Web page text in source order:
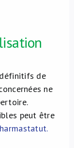
de
ne
peut être
.